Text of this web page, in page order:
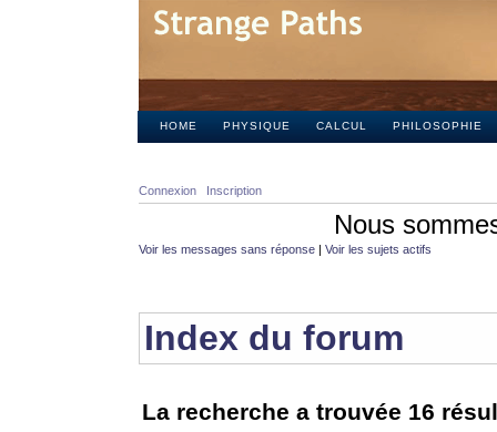
HOME PHYSIQUE CALCUL PHILOSOPHIE
Connexion Inscription
Nous
Voir les messages sans réponse | Voir les sujets actifs
Index du forum
La recherche a trouvée 16